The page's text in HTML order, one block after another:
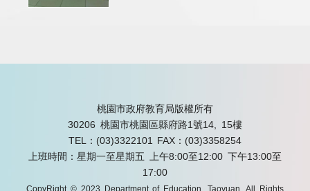
桃園市政府教育局版權所有
30206 桃園市桃園區縣府路1號14, 15樓
TEL：(03)3322101
FAX：(03)3358254
上班時間：星期一至星期五 上午8:00至12:00 下午13:00至
17:00
CopyRight © 2023 Department of Education, Taoyuan. All Rights